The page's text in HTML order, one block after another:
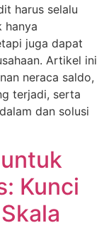
harus selalu
hanya
juga dapat
Artikel ini
neraca saldo,
terjadi, serta
dan solusi
Kunci